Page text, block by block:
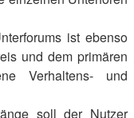
ist ebenso
und dem primären
Verhaltens- und
soll der Nutzer